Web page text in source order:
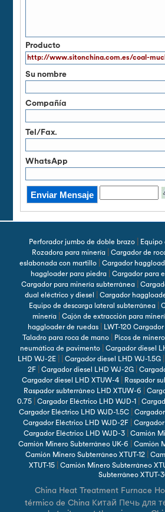
Producto
Su nombre
Compañía
Tel/Fax.
WhatsApp
Perforador jumbo de doble brazo Equipo
Rozadora para minería| Cargador de
eslabonada con martillo| Cargador
haggloader para piedra
Cargador para
Cargador para minería subterránea
dual eléctrico y diesel
Cargador
Equipo de descarga lateral subterránea
minería
Cajón de extracción para
haggloader de ruedas| LWT-120
Taladro para roca de mano Picos de
neumática de pavimento
Cargador diesel
LHD WJ-2E
Cargador diesel LHD WJ-1.5G
2F| Cargador diesel LHD WJ-2G|
Cargador diesel LHD XTUW-4 Raspador
Raspador subterráneo LHD XTUW-6
0.75
Cargador Eléctrico LHD WJD-1
Cargador Eléctrico LHD WJD-1.5C
Cargador Eléctrico LHD WJD-2F
Cargador Eléctrico LHD WJD-3 Camión
Camión Minero Subterráneo UK-6 Camión
Camión Minero Subterráneo XTUT-12|
XTUT-15
Camión Minero Subterráneo
Subterráneo XTUT-
China Heat Treatment Furnace
térmico de China Китай Печь для